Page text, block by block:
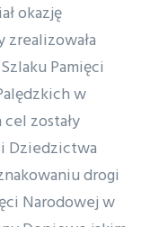
okazję
Pamięci
w
zostały
Dziedzictwa
drogi
Narodowej w